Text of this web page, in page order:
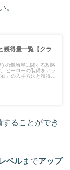
。
獲得量一覧【クラ
) の鍛冶屋に関する攻略
ヒーローの装備をアッ
」の入手方法と獲得量
することができ
レベルまでアップ